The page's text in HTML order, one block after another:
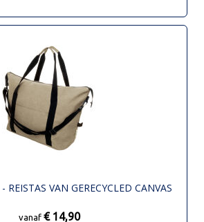
REISTAS VAN GERECYCLED CANVAS
vanaf € 14,90